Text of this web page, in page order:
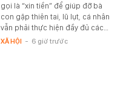
gọi là “xin tiền” để giúp đỡ bà
con gặp thiên tai, lũ lụt, cá nhân
vẫn phải thực hiện đầy đủ các…
XÃ HỘI - 6 giờ trước